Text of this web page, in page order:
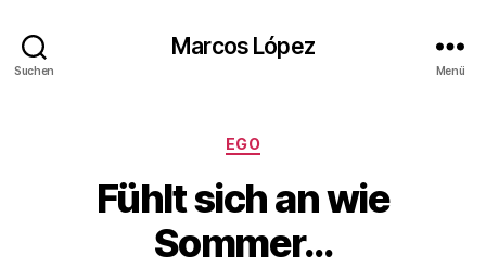
Suchen
Marcos López
Menü
Kategorien
EGO
Fühlt sich an wie
Sommer…